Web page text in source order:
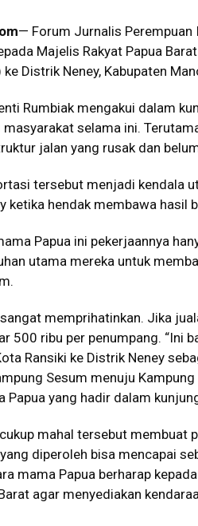
— Forum Jurnalis Perempuan
Majelis Rakyat Papua
ke Distrik Neney, Kabupaten
Rumbiak mengakui dalam
selama ini.
jalan yang rusak dan
tersebut menjadi kendala
ketika hendak membawa hasil
Papua ini pekerjaannya
utama mereka untuk
memprihatinkan. Jika
500 ribu per penumpang. “Ini
Ransiki ke Distrik Neney
Sesum menuju
Papua yang hadir dalam
mahal tersebut membuat
diperoleh bisa mencapai
mama Papua berharap
agar menyediakan